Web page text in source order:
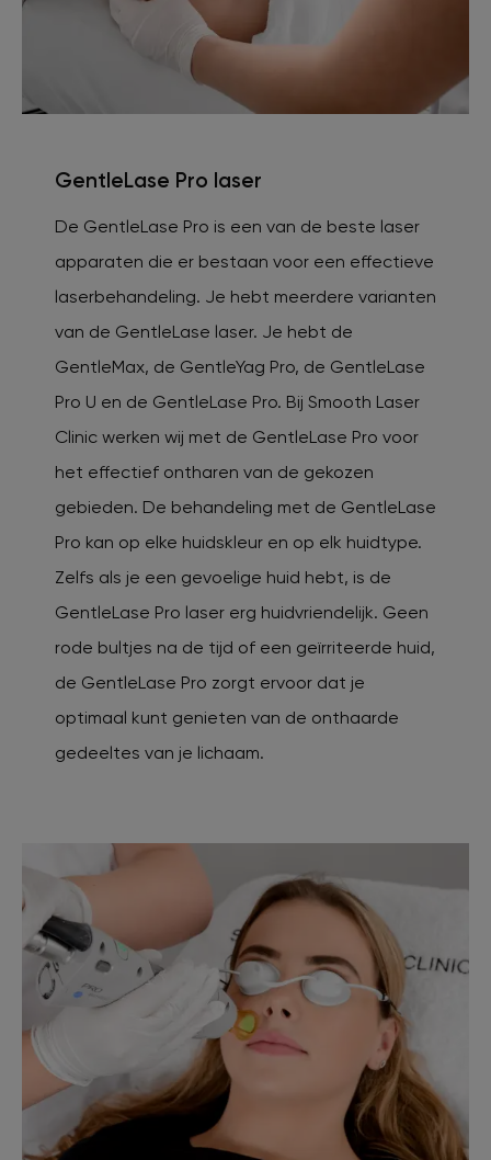
GentleLase Pro laser
De GentleLase Pro is een van de beste laser
apparaten die er bestaan voor een effectieve
laserbehandeling. Je hebt meerdere varianten
van de GentleLase laser. Je hebt de
GentleMax, de GentleYag Pro, de GentleLase
Pro U en de GentleLase Pro. Bij Smooth Laser
Clinic werken wij met de GentleLase Pro voor
het effectief ontharen van de gekozen
gebieden. De behandeling met de GentleLase
Pro kan op elke huidskleur en op elk huidtype.
Zelfs als je een gevoelige huid hebt, is de
GentleLase Pro laser erg huidvriendelijk. Geen
rode bultjes na de tijd of een geïrriteerde huid,
de GentleLase Pro zorgt ervoor dat je
optimaal kunt genieten van de onthaarde
gedeeltes van je lichaam.